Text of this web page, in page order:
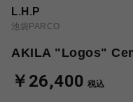
L.H.P
池袋PARCO
AKILA "Logos"
￥26,400 税込